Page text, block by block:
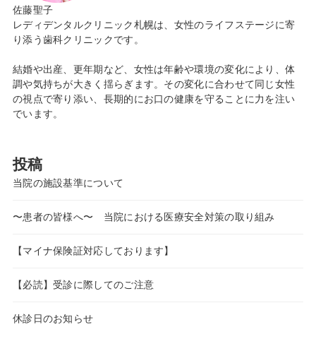
佐藤聖子
レディデンタルクリニック札幌は、女性のライフステージに寄
り添う歯科クリニックです。
結婚や出産、更年期など、女性は年齢や環境の変化により、体
調や気持ちが大きく揺らぎます。その変化に合わせて同じ女性
の視点で寄り添い、長期的にお口の健康を守ることに力を注い
でいます。
投稿
当院の施設基準について
〜患者の皆様へ〜 当院における医療安全対策の取り組み
【マイナ保険証対応しております】
【必読】受診に際してのご注意
休診日のお知らせ